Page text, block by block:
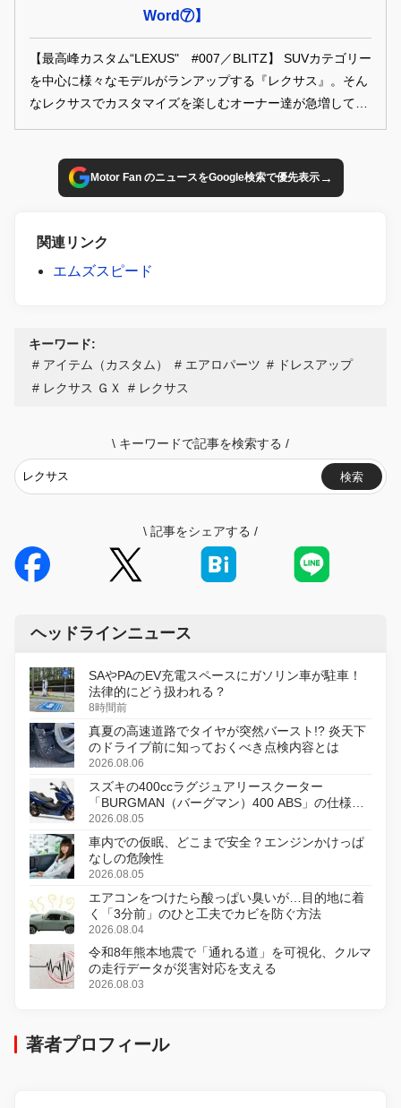
Word⑦】
【最高峰カスタム“LEXUS" #007／BLITZ】 SUVカテゴリー
を中心に様々なモデルがランアップする『レクサス』。そん
なレクサスでカスタマイズを楽しむオーナー達が急増してい
Motor Fan のニュースをGoogle検索で優先表示→
関連リンク
エムズスピード
キーワード:
アイテム（カスタム）
エアロパーツ
ドレスアップ
レクサス ＧＸ
レクサス
\ キーワードで記事を検索する /
検索
\ 記事をシェアする /
ヘッドラインニュース
SAやPAのEV充電スペースにガソリン車が駐車！
法律的にどう扱われる？
8時間前
真夏の高速道路でタイヤが突然バースト!? 炎天下
のドライブ前に知っておくべき点検内容とは
2026.08.06
スズキの400ccラグジュアリースクーター
「BURGMAN（バーグマン）400 ABS」の仕様を
変更し、8月18日に発売
2026.08.05
車内での仮眠、どこまで安全？エンジンかけっぱ
なしの危険性
2026.08.05
エアコンをつけたら酸っぱい臭いが…目的地に着
く「3分前」のひと工夫でカビを防ぐ方法
2026.08.04
令和8年熊本地震で「通れる道」を可視化、クルマ
の走行データが災害対応を支える
2026.08.03
著者プロフィール